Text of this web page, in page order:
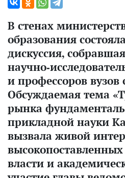
В стенах
образования
дискуссия,
научно-
и профессоров вузов
Обсуждаемая тема
рынка
прикладной науки
вызвала живой
власти и